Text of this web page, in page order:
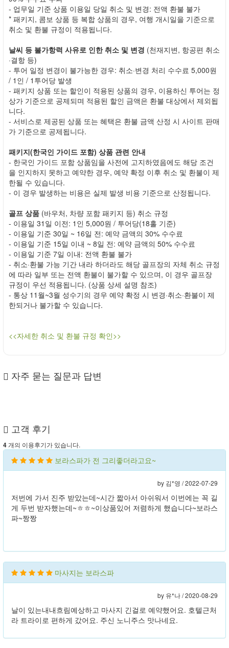
- 업무일 기준 상품 이용일 당일 취소 및 변경: 전액 환불 불가
* 패키지, 콤보 상품 등 복합 상품의 경우, 여행 개시일을 기준으로
취소 및 환불 규정이 적용됩니다.
날씨 등 불가항력 사유로 인한 취소 및 변경 (천재지변, 항공편 취소
·결항 등)
- 투어 일정 변경이 불가능한 경우: 취소·변경 처리 수수료 5,000원
/ 1인 / 1투어당 발생
- 패키지 상품 또는 할인이 적용된 상품의 경우, 이용하신 투어는 정
상가 기준으로 공제되며 적용된 할인 금액은 환불 대상에서 제외됩
니다.
- 서비스로 제공된 상품 또는 혜택은 환불 금액 산정 시 사이트 판매
가 기준으로 공제됩니다.
패키지(한국인 가이드 포함) 상품 관련 안내
- 한국인 가이드 포함 상품임을 사전에 고지하였음에도 해당 조건
을 인지하지 못하고 예약한 경우, 예약 확정 이후 취소 및 환불이 제
한될 수 있습니다.
- 이 경우 발생하는 비용은 실제 발생 비용 기준으로 산정됩니다.
골프 상품 (바우처, 차량 포함 패키지 등) 취소 규정
- 이용일 31일 이전: 1인 5,000원 / 투어당(18홀 기준)
- 이용일 기준 30일 ~ 16일 전: 예약 금액의 30% 수수료
- 이용일 기준 15일 이내 ~ 8일 전: 예약 금액의 50% 수수료
- 이용일 기준 7일 이내: 전액 환불 불가
- 취소·환불 가능 기간 내라 하더라도 해당 골프장의 자체 취소 규정
에 따라 일부 또는 전액 환불이 불가할 수 있으며, 이 경우 골프장
규정이 우선 적용됩니다. (상품 상세 설명 참조)
- 통상 11월~3월 성수기의 경우 예약 확정 시 변경·취소·환불이 제
한되거나 불가할 수 있습니다.
<<자세한 취소 및 환불 규정 확인>>
자주 묻는 질문과 답변
고객 후기
4 개의 이용후기가 있습니다.
보라스파가 전 그리좋더라고요~
by 김*영 /2022-07-29
저번에 가서 진주 받았는데~시간 짧아서 아쉬워서 이번에는 꼭 길
게 두번 받자했는데~ㅎㅎ~이상품있어 저렴하게 했습니다~보라스
파~짱짱
마사지는 보라스파
by 유*나 /2020-08-29
날이 있는내내흐림예상하고 마사지 긴걸로 예약했어요. 호텔근처
라 트라이로 편하게 갔어요. 주신 노니주스 맛나네요.